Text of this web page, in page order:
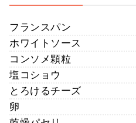
フランスパン
ホワイトソース
コンソメ顆粒
塩コショウ
とろけるチーズ
卵